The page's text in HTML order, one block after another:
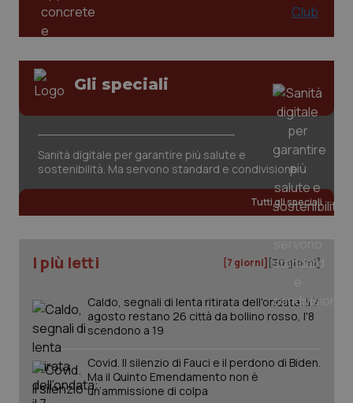
Gli speciali
Sanità digitale per garantire più salute e
sostenibilità. Ma servono standard e condivisione
Tutti gli speciali
I più letti [7 giorni] [30 giorni]
Caldo, segnali di lenta ritirata dell'ondata: il 7
agosto restano 26 città da bollino rosso, l'8
scendono a 19
Covid. Il silenzio di Fauci e il perdono di Biden.
Ma il Quinto Emendamento non è
un’ammissione di colpa
CookieScriptConsent
www.quotidianosanita.it
tracking-sites-ironfish-
session-id
www.quotidianosanita.it